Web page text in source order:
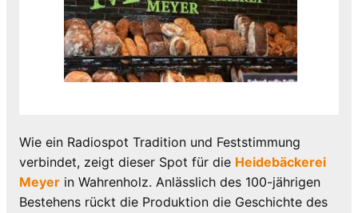
Wie ein Radiospot Tradition und Feststimmung
verbindet, zeigt dieser Spot für die Heidebäckerei
Meyer in Wahrenholz. Anlässlich des 100-jährigen
Bestehens rückt die Produktion die Geschichte des